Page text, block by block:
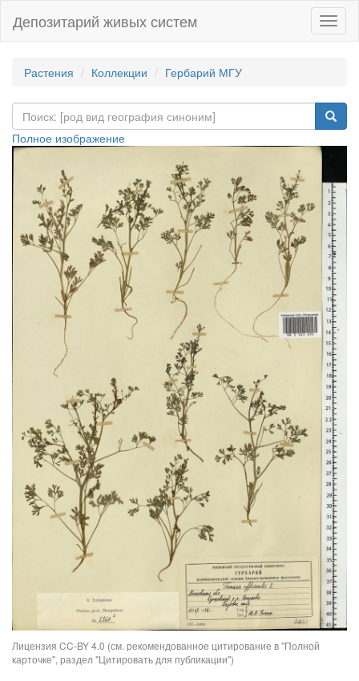
Депозитарий живых систем
Растения Коллекции Гербарий МГУ
Полное изображение
Лицензия CC-BY 4.0 (см. рекомендованное цитирование в "Полной
карточке", раздел "Цитировать для публикации")